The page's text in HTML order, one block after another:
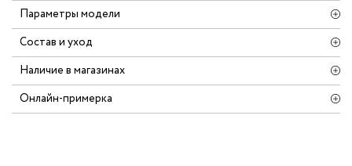
Параметры модели
Состав и уход
Наличие в магазинах
Онлайн-примерка